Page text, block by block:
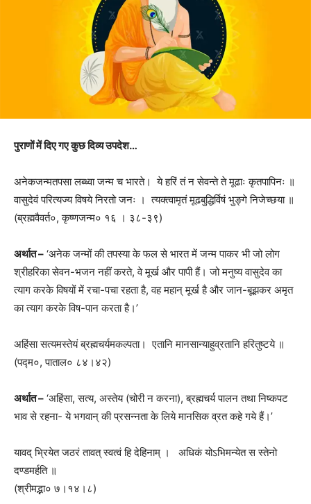
पुराणों में दिए गए कुछ दिव्य उपदेश…
अनेकजन्मतपसा लब्ध्वा जन्म च भारते। ये हरिं तं न सेवन्ते ते मूढाः कृतपापिनः ॥
वासुदेवं परित्यज्य विषये निरतो जनः । त्यक्त्वामृतं मूढबुद्धिर्विषं भुङ्गे निजेच्छया ॥
(ब्रह्मवैवर्त०, कृष्णजन्म० १६ । ३८-३९)
अर्थात – ‘अनेक जन्मों की तपस्या के फल से भारत में जन्म पाकर भी जो लोग
श्रीहरिका सेवन-भजन नहीं करते, वे मूर्ख और पापी हैं। जो मनुष्य वासुदेव का
त्याग करके विषयों में रचा-पचा रहता है, वह महान् मूर्ख है और जान-बूझकर अमृत
का त्याग करके विष-पान करता है।’
अहिंसा सत्यमस्तेयं ब्रह्मचर्यमकल्पता। एतानि मानसान्याहुव्रतानि हरितुष्टये ॥
(पद्म०, पाताल० ८४।४२)
अर्थात – ‘अहिंसा, सत्य, अस्तेय (चोरी न करना), ब्रह्मचर्य पालन तथा निष्कपट
भाव से रहना- ये भगवान् की प्रसन्नता के लिये मानसिक व्रत कहे गये हैं।’
यावद् भ्रियेत जठरं तावत् स्वत्वं हि देहिनाम् । अधिकं योऽभिमन्येत स स्तेनो
दण्डमर्हति ॥
(श्रीमद्भा० ७।१४।८)